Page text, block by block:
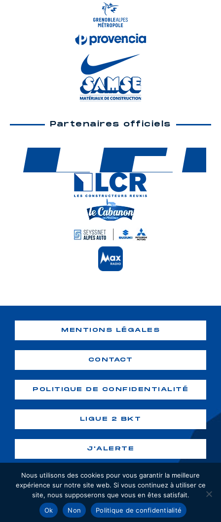
Partenaires officiels
MENTIONS LÉGALES
CONTACT
POLITIQUE DE CONFIDENTIALITÉ
LIGUE 2 BKT
J'ALERTE
Copyright ©2026 GF38. Tous droits
réservés. Création :webiaprod
Nous utilisons des cookies pour vous garantir la meilleure
expérience sur notre site web. Si vous continuez à utiliser ce
site, nous supposerons que vous en êtes satisfait.
Ok
Non Politique de confidentialité